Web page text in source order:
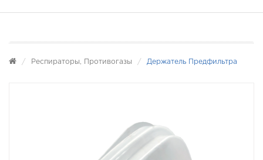
Респираторы, Противогазы Держатель Предфильтра